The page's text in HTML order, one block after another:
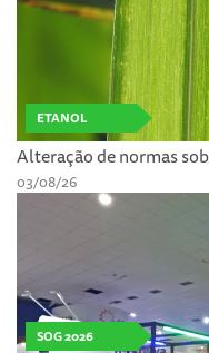
ETANOL
Alteração de normas
03/08/26
SOG 2026